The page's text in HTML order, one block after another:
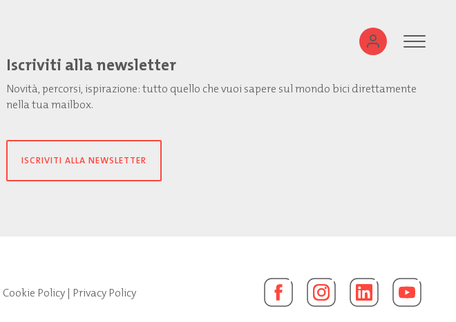
Iscriviti alla newsletter
Novità, percorsi, ispirazione: tutto quello che vuoi sapere sul mondo bici direttamente
nella tua mailbox.
ISCRIVITI ALLA NEWSLETTER
Cookie Policy| Privacy Policy